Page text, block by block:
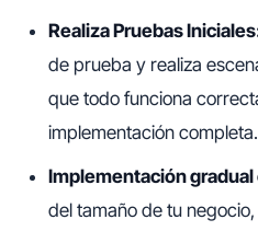
Realiza Pruebas
de prueba y realiza
que todo funciona
implementación completa.
Implementación gradual
del tamaño de tu